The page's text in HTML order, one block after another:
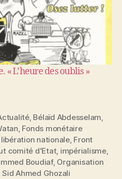
L’heure des oublis »
, Bélaïd Abdesselam,
, Fonds monétaire
nationale, Front
comité d'Etat, impérialisme,
Boudiaf, Organisation
Sid Ahmed Ghozali